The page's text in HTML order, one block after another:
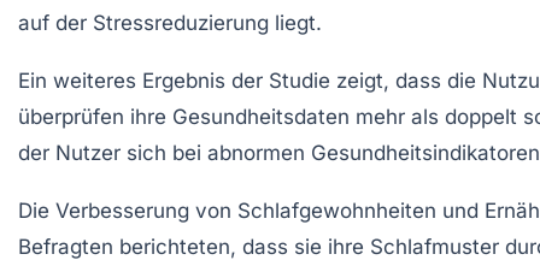
auf der Stressreduzierung liegt.
Ein weiteres Ergebnis der Studie zeigt, dass die
überprüfen ihre Gesundheitsdaten mehr als doppelt
der Nutzer sich bei abnormen
Die Verbesserung von Schlafgewohnheiten und
Befragten berichteten, dass sie ihre Schlafmuster